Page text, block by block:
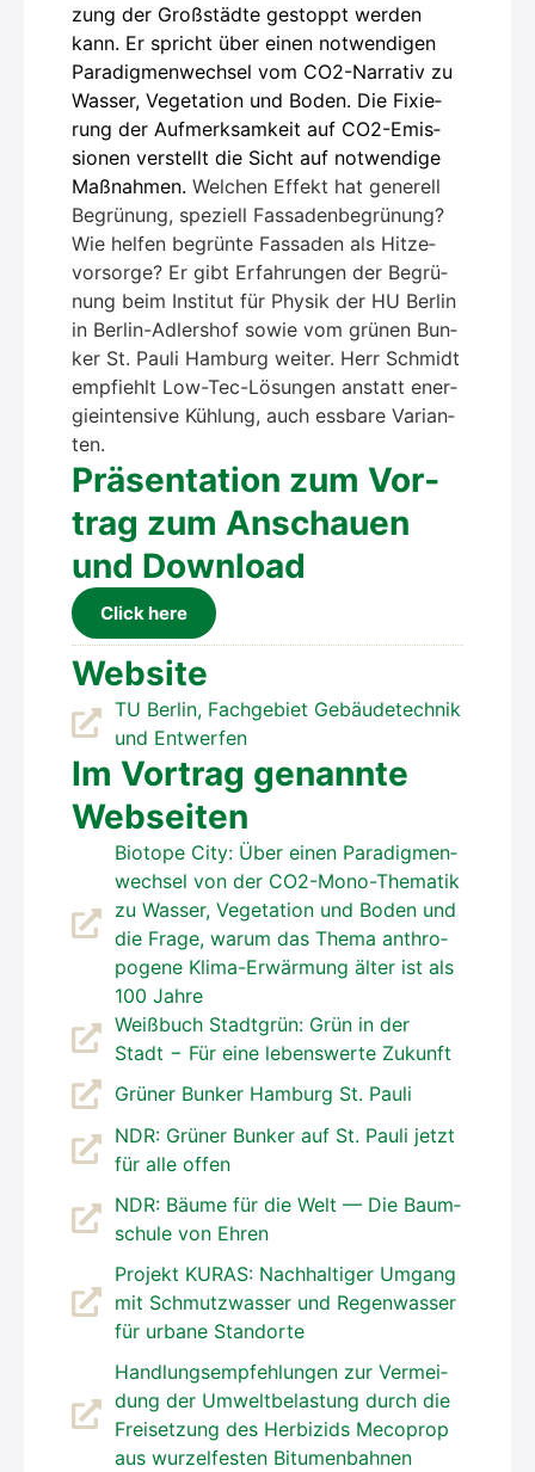
zung der Groß­städ­te gestoppt wer­den
kann. Er spricht über einen not­wen­di­gen
Para­dig­men­wech­sel vom CO2-Nar­ra­tiv zu
Was­ser, Vege­ta­ti­on und Boden. Die Fixie­
rung der Auf­merk­sam­keit auf CO2-Emis­
sio­nen ver­stellt die Sicht auf not­wen­di­ge
Maß­nah­men. Wel­chen Effekt hat gene­rell
Begrü­nung, spe­zi­ell Fas­sa­den­be­grü­nung?
Wie hel­fen begrün­te Fas­sa­den als Hit­ze­
vor­sor­ge? Er gibt Erfah­run­gen der Begrü­
nung beim Insti­tut für Phy­sik der HU Ber­lin
in Ber­lin-Adlers­hof sowie vom grü­nen Bun­
ker St. Pau­li Ham­burg wei­ter. Herr Schmidt
emp­fiehlt Low-Tec-Lösun­gen anstatt ener­
gie­in­ten­si­ve Küh­lung, auch ess­ba­re Vari­an­
ten.
Prä­sen­ta­ti­on zum Vor­
trag zum Anschau­en
und Down­load
Click here
Web­site
TU Ber­lin, Fach­ge­biet Gebäu­de­tech­nik
und Ent­wer­fen
Im Vor­trag genann­te
Web­sei­ten
Bio­to­pe City: Über einen Para­dig­men­
wech­sel von der CO2-Mono-The­ma­tik
zu Was­ser, Vege­ta­ti­on und Boden und
die Fra­ge, war­um das The­ma anthro­
po­ge­ne Kli­ma-Erwär­mung älter ist als
100 Jah­re
Weiß­buch Stadt­grün: Grün in der
Stadt − Für eine lebens­wer­te Zukunft
Grü­ner Bun­ker Ham­burg St. Pau­li
NDR: Grü­ner Bun­ker auf St. Pau­li jetzt
für alle offen
NDR: Bäu­me für die Welt — Die Baum­
schu­le von Ehren
Pro­jekt KURAS: Nach­hal­ti­ger Umgang
mit Schmutz­was­ser und Regen­was­ser
für urba­ne Stand­or­te
Hand­lungs­emp­feh­lun­gen zur Ver­mei­
dung der Umwelt­be­las­tung durch die
Frei­set­zung des Her­bi­zids Meco­prop
aus wur­zel­fes­ten Bitu­men­bah­nen